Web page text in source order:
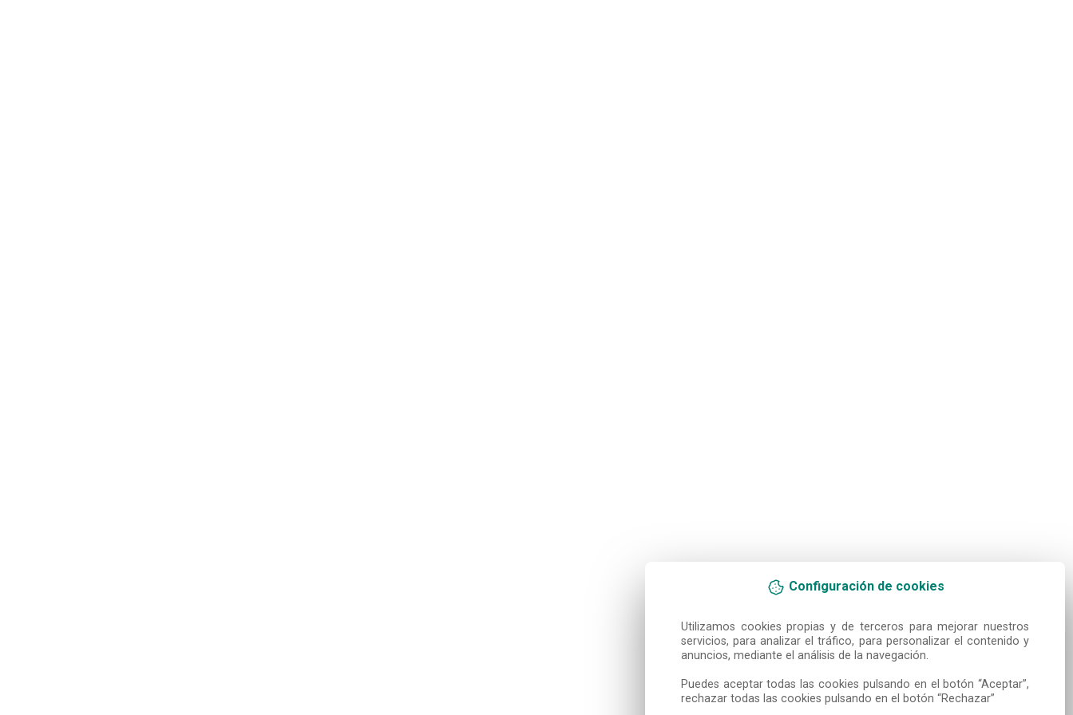
Configuración de cookies
Utilizamos cookies propias y de terceros para mejorar nuestros
servicios, para analizar el tráfico, para personalizar el contenido y
anuncios, mediante el análisis de la navegación.
Puedes aceptar todas las cookies pulsando en el botón “Aceptar”,
rechazar todas las cookies pulsando en el botón “Rechazar”